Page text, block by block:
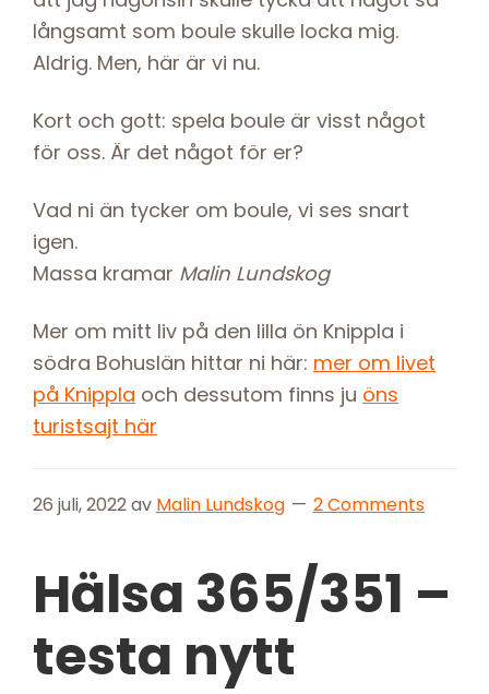
långsamt som boule skulle locka mig.
Aldrig. Men, här är vi nu.
Kort och gott: spela boule är visst något
för oss. Är det något för er?
Vad ni än tycker om boule, vi ses snart
igen.
Massa kramar Malin Lundskog
Mer om mitt liv på den lilla ön Knippla i
södra Bohuslän hittar ni här: mer om livet
på Knippla och dessutom finns ju öns
turistsajt här
26 juli, 2022av Malin Lundskog 2 Comments
Hälsa 365/351 –
testa nytt